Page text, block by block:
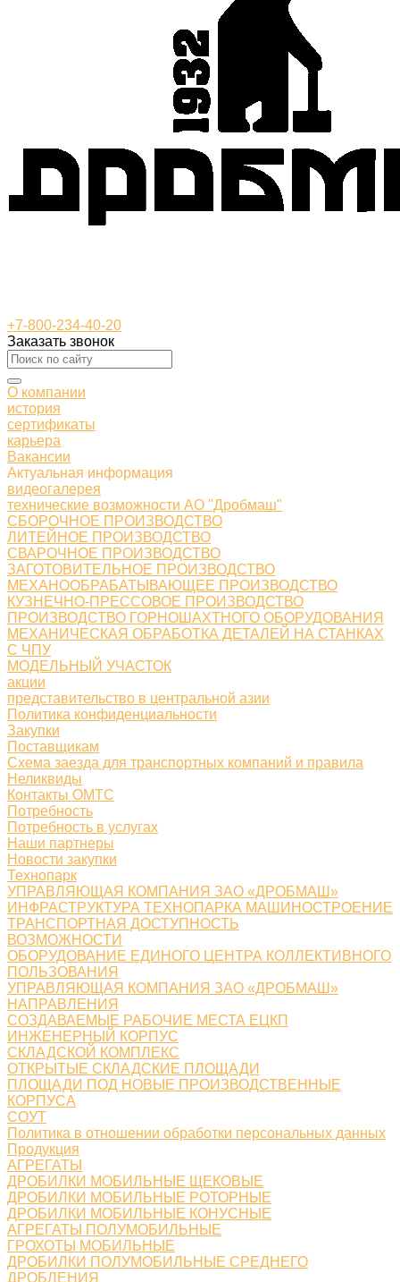
+7-800-234-40-20
Заказать звонок
О компании
история
сертификаты
карьера
Вакансии
Актуальная информация
видеогалерея
технические возможности АО "Дробмаш"
СБОРОЧНОЕ ПРОИЗВОДСТВО
ЛИТЕЙНОЕ ПРОИЗВОДСТВО
СВАРОЧНОЕ ПРОИЗВОДСТВО
ЗАГОТОВИТЕЛЬНОЕ ПРОИЗВОДСТВО
МЕХАНООБРАБАТЫВАЮЩЕЕ ПРОИЗВОДСТВО
КУЗНЕЧНО-ПРЕССОВОЕ ПРОИЗВОДСТВО
ПРОИЗВОДСТВО ГОРНОШАХТНОГО ОБОРУДОВАНИЯ
МЕХАНИЧЕСКАЯ ОБРАБОТКА ДЕТАЛЕЙ НА СТАНКАХ
С ЧПУ
МОДЕЛЬНЫЙ УЧАСТОК
акции
представительство в центральной азии
Политика конфиденциальности
Закупки
Поставщикам
Схема заезда для транспортных компаний и правила
Неликвиды
Контакты ОМТС
Потребность
Потребность в услугах
Наши партнеры
Новости закупки
Технопарк
УПРАВЛЯЮЩАЯ КОМПАНИЯ ЗАО «ДРОБМАШ»
ИНФРАСТРУКТУРА ТЕХНОПАРКА МАШИНОСТРОЕНИЕ
ТРАНСПОРТНАЯ ДОСТУПНОСТЬ
ВОЗМОЖНОСТИ
ОБОРУДОВАНИЕ ЕДИНОГО ЦЕНТРА КОЛЛЕКТИВНОГО
ПОЛЬЗОВАНИЯ
УПРАВЛЯЮЩАЯ КОМПАНИЯ ЗАО «ДРОБМАШ»
НАПРАВЛЕНИЯ
СОЗДАВАЕМЫЕ РАБОЧИЕ МЕСТА ЕЦКП
ИНЖЕНЕРНЫЙ КОРПУС
СКЛАДСКОЙ КОМПЛЕКС
ОТКРЫТЫЕ СКЛАДСКИЕ ПЛОЩАДИ
ПЛОЩАДИ ПОД НОВЫЕ ПРОИЗВОДСТВЕННЫЕ
КОРПУСА
СОУТ
Политика в отношении обработки персональных данных
Продукция
АГРЕГАТЫ
ДРОБИЛКИ МОБИЛЬНЫЕ ЩЕКОВЫЕ
ДРОБИЛКИ МОБИЛЬНЫЕ РОТОРНЫЕ
ДРОБИЛКИ МОБИЛЬНЫЕ КОНУСНЫЕ
АГРЕГАТЫ ПОЛУМОБИЛЬНЫЕ
ГРОХОТЫ МОБИЛЬНЫЕ
ДРОБИЛКИ ПОЛУМОБИЛЬНЫЕ СРЕДНЕГО
ДРОБЛЕНИЯ